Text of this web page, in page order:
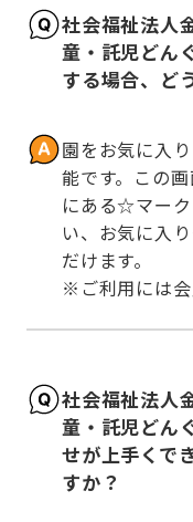
社会福祉法人
童・託児どん
する場合、ど
園をお気に入
能です。この
にある☆マー
い、お気に入
だけます。
※ご利用には
社会福祉法人
童・託児どん
せが上手くで
すか？